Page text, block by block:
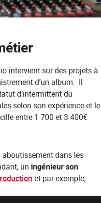
intervient sur des projets à
d’un album. Il
d’intermittent du
selon son expérience et le
entre 1 700 et 3 400€
aboutissement dans les
un ingénieur son
et par exemple,